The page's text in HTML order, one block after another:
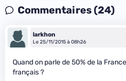
Commentaires (24)
larkhon
Le 25/11/2015 à 08h26
Quand on parle de 50% de la
français ?